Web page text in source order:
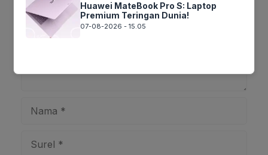
Huawei MateBook Pro S: Laptop
Premium Teringan Dunia!
07-08-2026 - 15.05